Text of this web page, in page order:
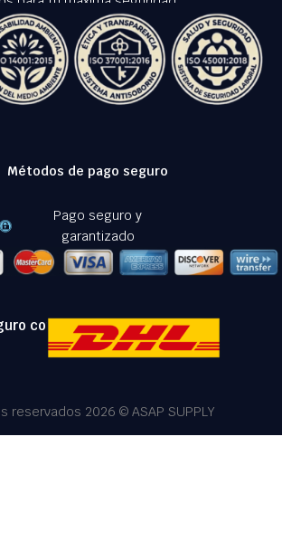
Métodos de pago seguro
Pago seguro y
garantizado
con:
reservados 2026 © ASAP SUPPLY